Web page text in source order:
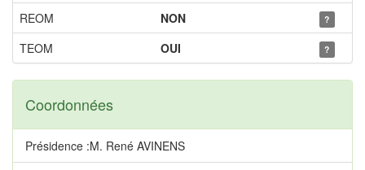
REOM
NON ?
TEOM OUI ?
Coordonnées
Présidence :M. René AVINENS